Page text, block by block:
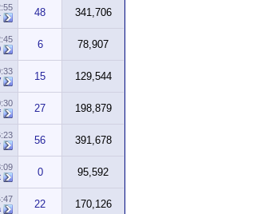
48 341,706
6 78,907
15 129,544
27 198,879
56 391,678
0 95,592
22 170,126